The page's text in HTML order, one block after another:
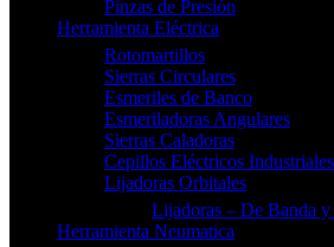
Pinzas de Presión
Herramienta Eléctrica
Rotomartillos
Sierras Circulares
Esmeriles de Banco
Esmeriladoras Angulares
Sierras Caladoras
Cepillos Eléctricos Industriales
Lijadoras Orbitales
Lijadoras – De Banda y
Herramienta Neumatica